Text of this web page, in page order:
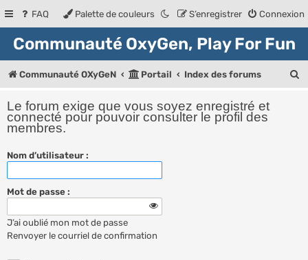
FAQ Connexion
S’enregistrer
Palette de couleurs
Communauté OxyGen, Play For Fun
Communauté OXyGeN Portail Index des forums
Le forum exige que vous soyez enregistré et
connecté pour pouvoir consulter le profil des
membres.
Nom d’utilisateur :
Mot de passe :
J’ai oublié mon mot de passe
Renvoyer le courriel de confirmation